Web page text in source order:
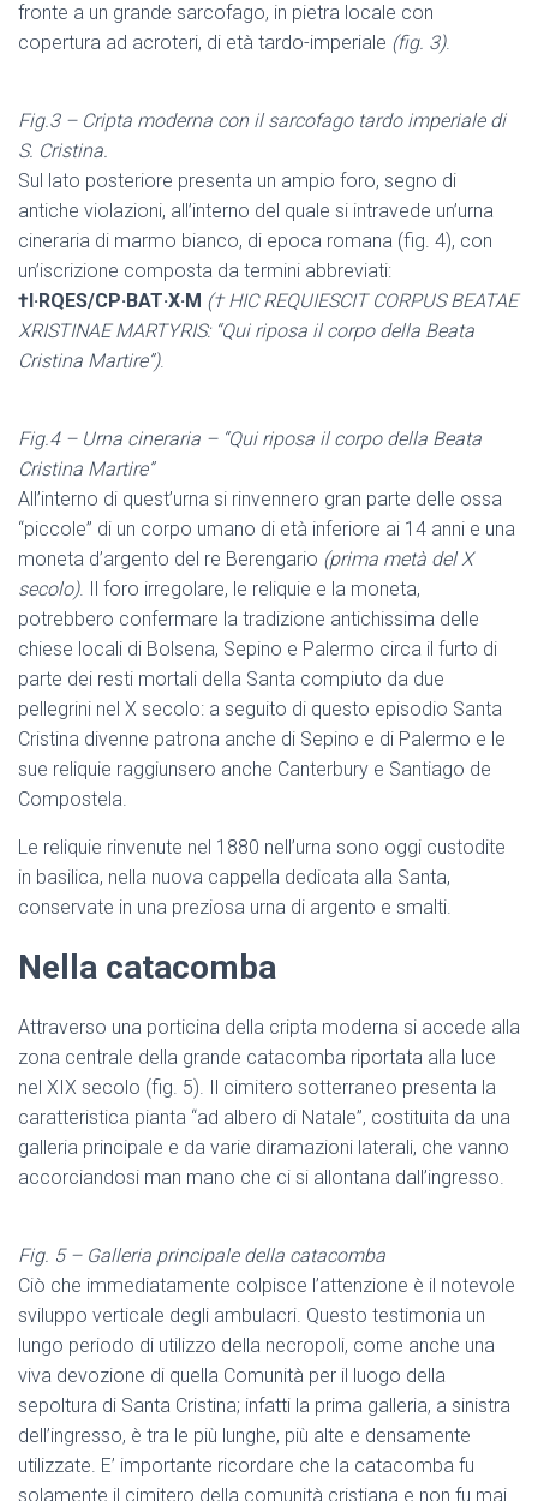
fronte a un grande sarcofago, in pietra locale con
copertura ad acroteri, di età tardo-imperiale (fig. 3).
Fig.3 – Cripta moderna con il sarcofago tardo imperiale di
S. Cristina.
Sul lato posteriore presenta un ampio foro, segno di
antiche violazioni, all’interno del quale si intravede un’urna
cineraria di marmo bianco, di epoca romana (fig. 4), con
un’iscrizione composta da termini abbreviati:
†I·RQES/CP·BAT·X·M († HIC REQUIESCIT CORPUS BEATAE
XRISTINAE MARTYRIS: “Qui riposa il corpo della Beata
Cristina Martire”).
Fig.4 – Urna cineraria – “Qui riposa il corpo della Beata
Cristina Martire”
All’interno di quest’urna si rinvennero gran parte delle ossa
“piccole” di un corpo umano di età inferiore ai 14 anni e una
moneta d’argento del re Berengario (prima metà del X
secolo). Il foro irregolare, le reliquie e la moneta,
potrebbero confermare la tradizione antichissima delle
chiese locali di Bolsena, Sepino e Palermo circa il furto di
parte dei resti mortali della Santa compiuto da due
pellegrini nel X secolo: a seguito di questo episodio Santa
Cristina divenne patrona anche di Sepino e di Palermo e le
sue reliquie raggiunsero anche Canterbury e Santiago de
Compostela.
Le reliquie rinvenute nel 1880 nell’urna sono oggi custodite
in basilica, nella nuova cappella dedicata alla Santa,
conservate in una preziosa urna di argento e smalti.
Nella catacomba
Attraverso una porticina della cripta moderna si accede alla
zona centrale della grande catacomba riportata alla luce
nel XIX secolo (fig. 5). Il cimitero sotterraneo presenta la
caratteristica pianta “ad albero di Natale”, costituita da una
galleria principale e da varie diramazioni laterali, che vanno
accorciandosi man mano che ci si allontana dall’ingresso.
Fig. 5 – Galleria principale della catacomba
Ciò che immediatamente colpisce l’attenzione è il notevole
sviluppo verticale degli ambulacri. Questo testimonia un
lungo periodo di utilizzo della necropoli, come anche una
viva devozione di quella Comunità per il luogo della
sepoltura di Santa Cristina; infatti la prima galleria, a sinistra
dell’ingresso, è tra le più lunghe, più alte e densamente
utilizzate. E’ importante ricordare che la catacomba fu
solamente il cimitero della comunità cristiana e non fu mai